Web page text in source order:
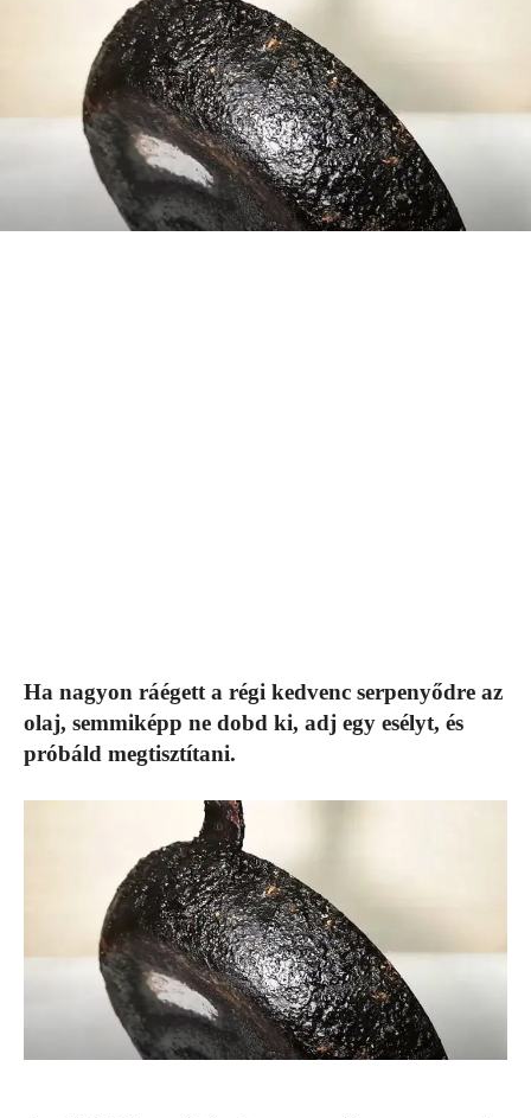
Ha nagyon ráégett a régi kedvenc serpenyődre az
olaj, semmiképp ne dobd ki, adj egy esélyt, és
próbáld megtisztítani.